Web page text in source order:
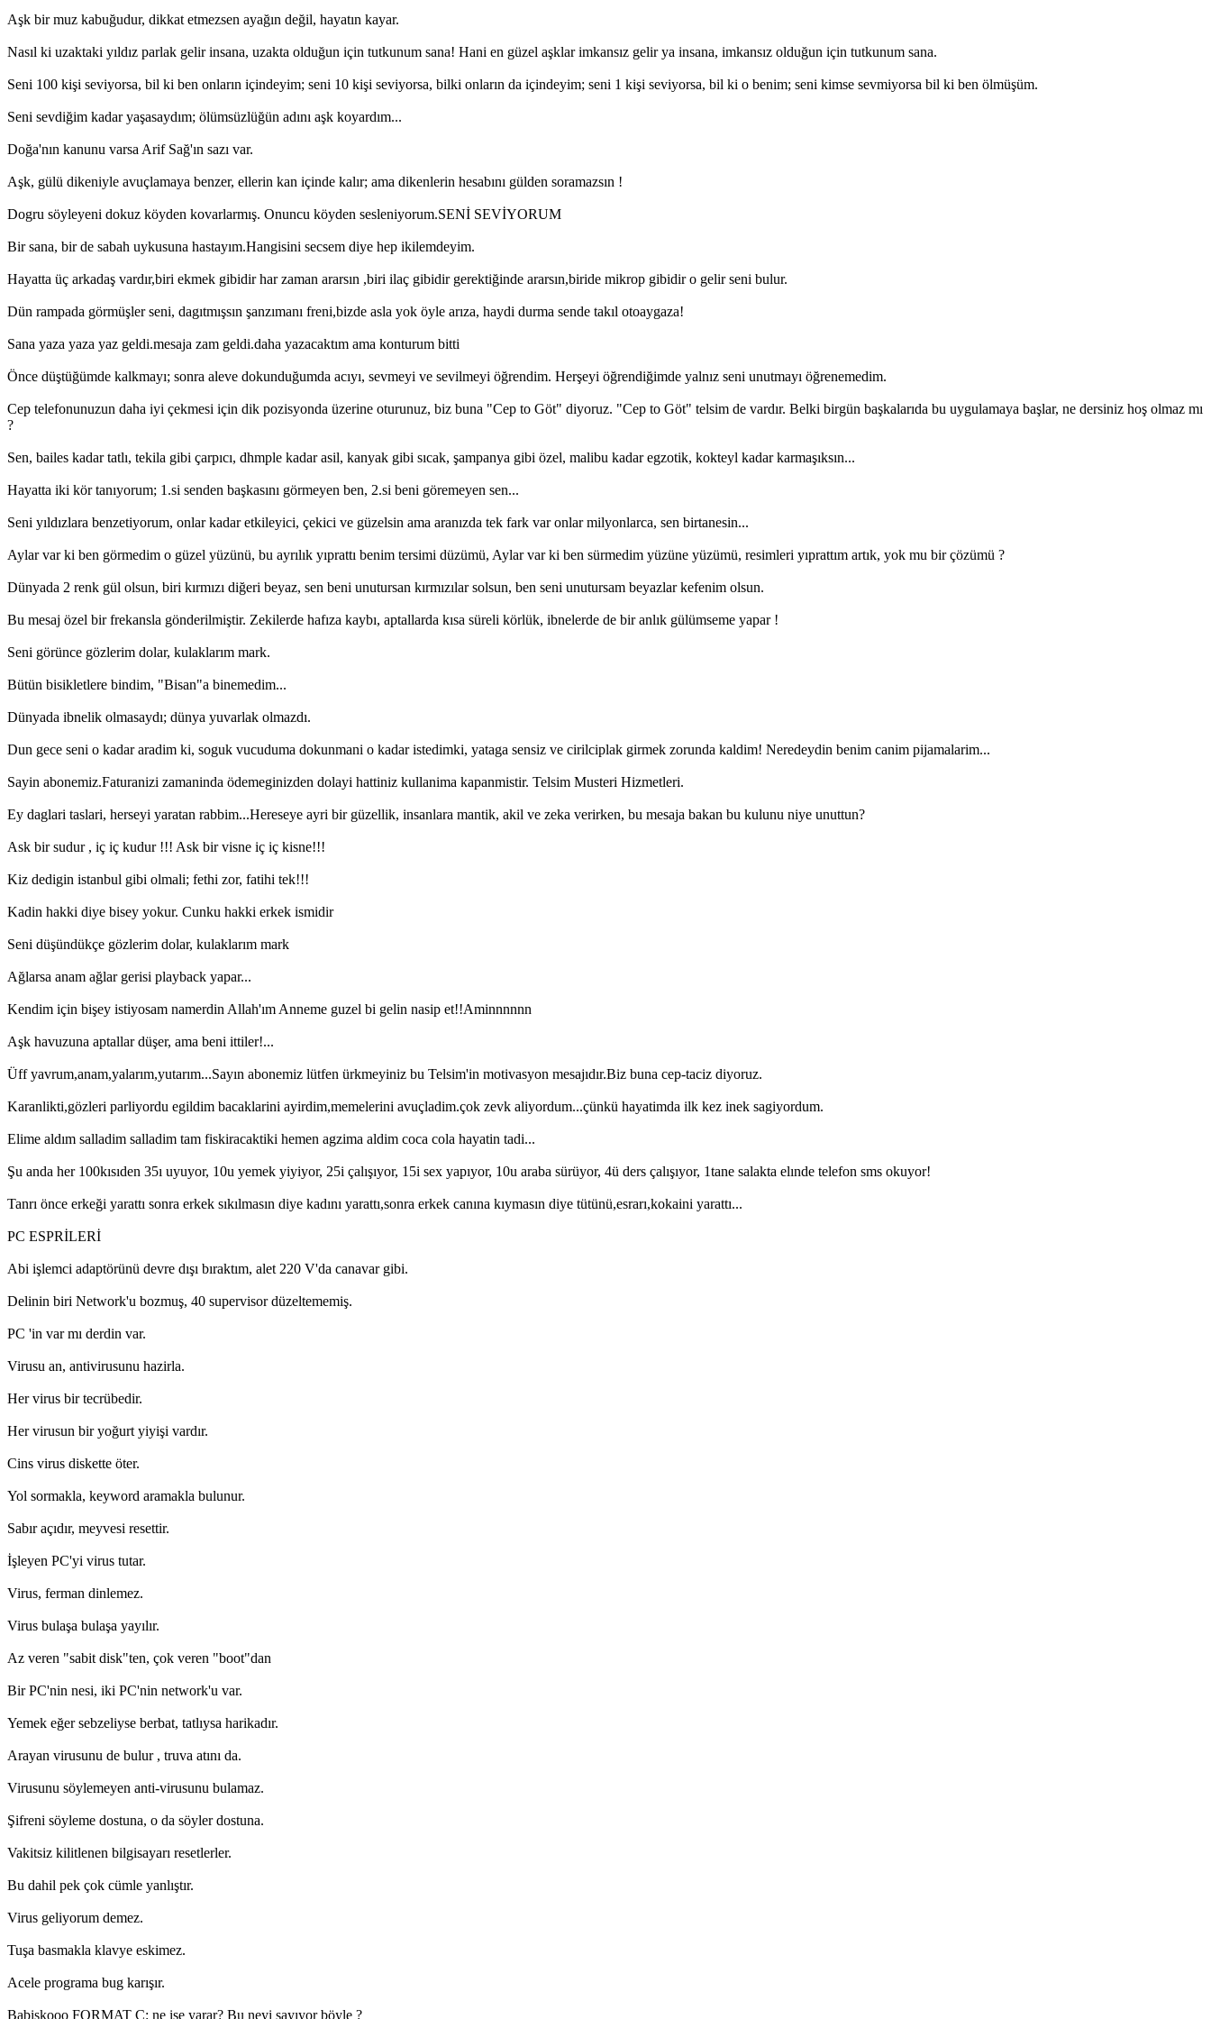
Aşk bir muz kabuğudur, dikkat etmezsen ayağın değil, hayatın kayar.
Nasıl ki uzaktaki yıldız parlak gelir insana, uzakta olduğun için tutkunum sana! Hani en güzel aşklar imkansız gelir ya insana, imkansız olduğun için tutkunum sana.
Seni 100 kişi seviyorsa, bil ki ben onların içindeyim; seni 10 kişi seviyorsa, bilki onların da içindeyim; seni 1 kişi seviyorsa, bil ki o benim; seni kimse sevmiyorsa bil ki ben ölmüşüm.
Seni sevdiğim kadar yaşasaydım; ölümsüzlüğün adını aşk koyardım...
Doğa'nın kanunu varsa Arif Sağ'ın sazı var.
Aşk, gülü dikeniyle avuçlamaya benzer, ellerin kan içinde kalır; ama dikenlerin hesabını gülden soramazsın !
Dogru söyleyeni dokuz köyden kovarlarmış. Onuncu köyden sesleniyorum.SENİ SEVİYORUM
Bir sana, bir de sabah uykusuna hastayım.Hangisini secsem diye hep ikilemdeyim.
Hayatta üç arkadaş vardır,biri ekmek gibidir har zaman ararsın ,biri ilaç gibidir gerektiğinde ararsın,biride mikrop gibidir o gelir seni bulur.
Dün rampada görmüşler seni, dagıtmışsın şanzımanı freni,bizde asla yok öyle arıza, haydi durma sende takıl otoaygaza!
Sana yaza yaza yaz geldi.mesaja zam geldi.daha yazacaktım ama konturum bitti
Önce düştüğümde kalkmayı; sonra aleve dokunduğumda acıyı, sevmeyi ve sevilmeyi öğrendim. Herşeyi öğrendiğimde yalnız seni unutmayı öğrenemedim.
Cep telefonunuzun daha iyi çekmesi için dik pozisyonda üzerine oturunuz, biz buna "Cep to Göt" diyoruz. "Cep to Göt" telsim de vardır. Belki birgün başkalarıda bu uygulamaya başlar, ne dersiniz hoş olmaz mı
?
Sen, bailes kadar tatlı, tekila gibi çarpıcı, dhmple kadar asil, kanyak gibi sıcak, şampanya gibi özel, malibu kadar egzotik, kokteyl kadar karmaşıksın...
Hayatta iki kör tanıyorum; 1.si senden başkasını görmeyen ben, 2.si beni göremeyen sen...
Seni yıldızlara benzetiyorum, onlar kadar etkileyici, çekici ve güzelsin ama aranızda tek fark var onlar milyonlarca, sen birtanesin...
Aylar var ki ben görmedim o güzel yüzünü, bu ayrılık yıprattı benim tersimi düzümü, Aylar var ki ben sürmedim yüzüne yüzümü, resimleri yıprattım artık, yok mu bir çözümü ?
Dünyada 2 renk gül olsun, biri kırmızı diğeri beyaz, sen beni unutursan kırmızılar solsun, ben seni unutursam beyazlar kefenim olsun.
Bu mesaj özel bir frekansla gönderilmiştir. Zekilerde hafıza kaybı, aptallarda kısa süreli körlük, ibnelerde de bir anlık gülümseme yapar !
Seni görünce gözlerim dolar, kulaklarım mark.
Bütün bisikletlere bindim, "Bisan"a binemedim...
Dünyada ibnelik olmasaydı; dünya yuvarlak olmazdı.
Dun gece seni o kadar aradim ki, soguk vucuduma dokunmani o kadar istedimki, yataga sensiz ve cirilciplak girmek zorunda kaldim! Neredeydin benim canim pijamalarim...
Sayin abonemiz.Faturanizi zamaninda ödemeginizden dolayi hattiniz kullanima kapanmistir. Telsim Musteri Hizmetleri.
Ey daglari taslari, herseyi yaratan rabbim...Hereseye ayri bir güzellik, insanlara mantik, akil ve zeka verirken, bu mesaja bakan bu kulunu niye unuttun?
Ask bir sudur , iç iç kudur !!! Ask bir visne iç iç kisne!!!
Kiz dedigin istanbul gibi olmali; fethi zor, fatihi tek!!!
Kadin hakki diye bisey yokur. Cunku hakki erkek ismidir
Seni düşündükçe gözlerim dolar, kulaklarım mark
Ağlarsa anam ağlar gerisi playback yapar...
Kendim için bişey istiyosam namerdin Allah'ım Anneme guzel bi gelin nasip et!!Aminnnnnn
Aşk havuzuna aptallar düşer, ama beni ittiler!...
Üff yavrum,anam,yalarım,yutarım...Sayın abonemiz lütfen ürkmeyiniz bu Telsim'in motivasyon mesajıdır.Biz buna cep-taciz diyoruz.
Karanlikti,gözleri parliyordu egildim bacaklarini ayirdim,memelerini avuçladim.çok zevk aliyordum...çünkü hayatimda ilk kez inek sagiyordum.
Elime aldım salladim salladim tam fiskiracaktiki hemen agzima aldim coca cola hayatin tadi...
Şu anda her 100kısıden 35ı uyuyor, 10u yemek yiyiyor, 25i çalışıyor, 15i sex yapıyor, 10u araba sürüyor, 4ü ders çalışıyor, 1tane salakta elınde telefon sms okuyor!
Tanrı önce erkeği yarattı sonra erkek sıkılmasın diye kadını yarattı,sonra erkek canına kıymasın diye tütünü,esrarı,kokaini yarattı...
PC ESPRİLERİ
Abi işlemci adaptörünü devre dışı bıraktım, alet 220 V'da canavar gibi.
Delinin biri Network'u bozmuş, 40 supervisor düzeltememiş.
PC 'in var mı derdin var.
Virusu an, antivirusunu hazirla.
Her virus bir tecrübedir.
Her virusun bir yoğurt yiyişi vardır.
Cins virus diskette öter.
Yol sormakla, keyword aramakla bulunur.
Sabır açıdır, meyvesi resettir.
İşleyen PC'yi virus tutar.
Virus, ferman dinlemez.
Virus bulaşa bulaşa yayılır.
Az veren "sabit disk"ten, çok veren "boot"dan
Bir PC'nin nesi, iki PC'nin network'u var.
Yemek eğer sebzeliyse berbat, tatlıysa harikadır.
Arayan virusunu de bulur , truva atını da.
Virusunu söylemeyen anti-virusunu bulamaz.
Şifreni söyleme dostuna, o da söyler dostuna.
Vakitsiz kilitlenen bilgisayarı resetlerler.
Bu dahil pek çok cümle yanlıştır.
Virus geliyorum demez.
Tuşa basmakla klavye eskimez.
Acele programa bug karışır.
Babişkooo FORMAT C: ne işe yarar? Bu neyi sayıyor böyle ?